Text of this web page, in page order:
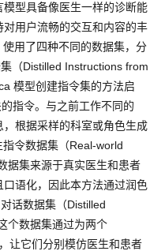
型具备像医生一样的诊断能
用户流畅的交互和内容的丰
用了四种不同的数据集，分
（Distilled Instructions from
模型创建指令集的方法启
指令。与之前工作不同的
根据采样的科室或角色生成
令数据集（Real-world
据集来源于真实医生和患者
语化，因此本方法通过润色
话数据集（Distilled
个数据集通过为两个
让它们分别模仿医生和患者